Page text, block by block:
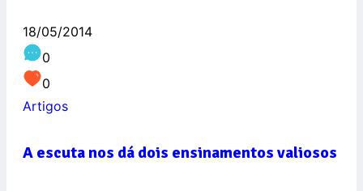
18/05/2014
0
0
Artigos
A escuta nos dá dois ensinamentos valiosos